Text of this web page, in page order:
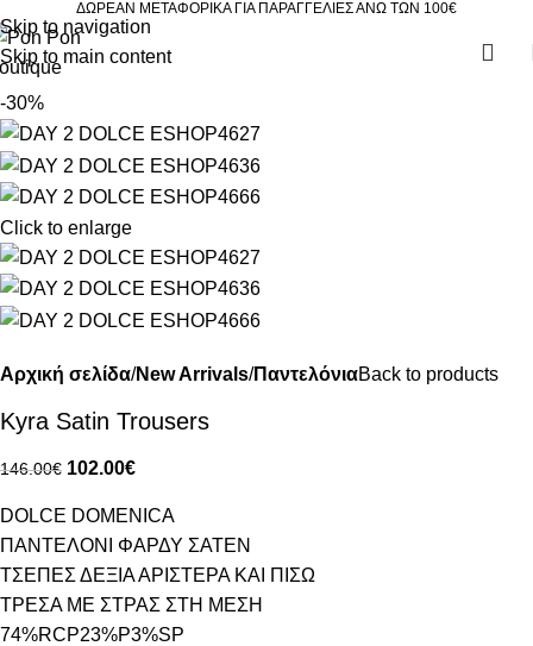
Skip to navigation
Skip to main content
ΔΩΡΕΑΝ ΜΕΤΑΦΟΡΙΚΑ ΓΙΑ ΠΑΡΑΓΓΕΛΙΕΣ ΑΝΩ ΤΩΝ 100€
-30%
Click to enlarge
Αρχική σελίδα New Arrivals ΠαντελόνιαBack to products
Kyra Satin Trousers
146.00€ 102.00€
DOLCE DOMENICA
ΠΑΝΤΕΛΟΝΙ ΦΑΡΔΥ ΣΑΤΕΝ
ΤΣΕΠΕΣ ΔΕΞΙΑ ΑΡΙΣΤΕΡΑ ΚΑΙ ΠΙΣΩ
ΤΡΕΣΑ ΜΕ ΣΤΡΑΣ ΣΤΗ ΜΕΣΗ
74%RCP23%P3%SP